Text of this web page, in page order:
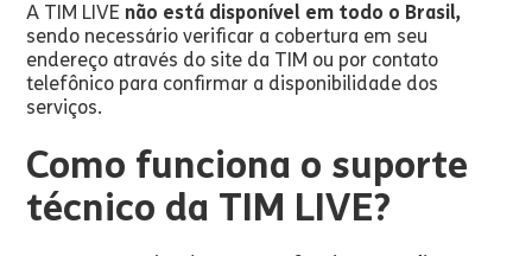
A TIM LIVE não está disponível em todo o Brasil,
sendo necessário verificar a cobertura em seu
endereço através do site da TIM ou por contato
telefônico para confirmar a disponibilidade dos
serviços.
Como funciona o suporte
técnico da TIM LIVE?